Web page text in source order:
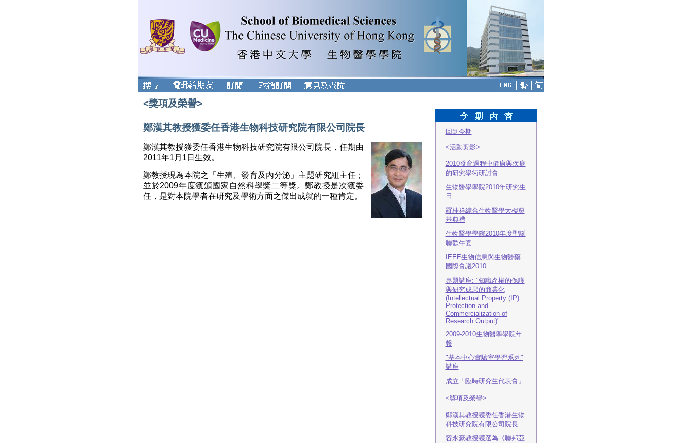
<獎項及榮譽>
鄭漢其教授獲委任香港生物科技研究院有限公司院長
鄭漢其教授獲委任香港生物科技研究院有限公司院長，任期由
2011年1月1日生效。
鄭教授現為本院之「生殖、發育及內分泌」主題研究組主任；
並於2009年度獲頒國家自然科學獎二等獎。鄭教授是次獲委
任，是對本院學者在研究及學術方面之傑出成就的一種肯定。
回到今期
<活動剪影>
2010發育過程中健康與疾病
的研究學術研討會
生物醫學學院2010年研究生
日
羅桂祥綜合生物醫學大樓奠
基典禮
生物醫學學院2010年度聖誕
聯歡午宴
IEEE生物信息與生物醫藥
國際會議2010
專題講座: "知識產權的保護
與研究成果的商業化
(Intellectual Property (IP)
Protection and
Commercialization of
Research Output)"
2009-2010生物醫學學院年
報
"基本中心實驗室學習系列"
講座
成立「臨時研究生代表會」
<獎項及榮譽>
鄭漢其教授獲委任香港生物
科技研究院有限公司院長
容永豪教授獲選為《聯邦亞